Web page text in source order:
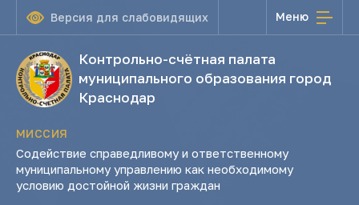
Версия для слабовидящих Меню
Контрольно-счётная палата
муниципального образования город
Краснодар
МИССИЯ
Содействие справедливому и ответственному
муниципальному управлению как необходимому
условию достойной жизни граждан